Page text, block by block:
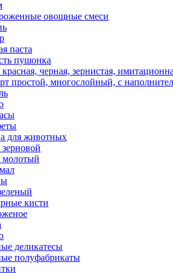
овощные смеси
паста
пушонка
черная, зернистая,
простой, многослойный, с
для животных
молотый
кисти
деликатесы
полуфабрикаты